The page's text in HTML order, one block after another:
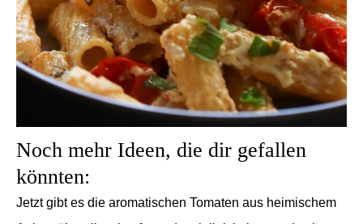
Noch mehr Ideen, die dir gefallen
könnten:
Jetzt gibt es die aromatischen Tomaten aus heimischem